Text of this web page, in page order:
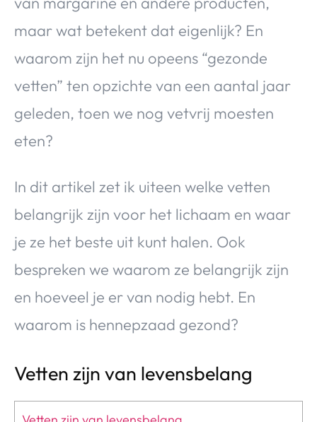
Food & Drinks Health & Beauty Gadgets
Huis & Tuin
Travel
Lifestyle
maar wat betekent dat eigenlijk? En
waarom zijn het nu opeens “gezonde
vetten” ten opzichte van een aantal jaar
geleden, toen we nog vetvrij moesten
eten?
In dit artikel zet ik uiteen welke vetten
belangrijk zijn voor het lichaam en waar
je ze het beste uit kunt halen. Ook
bespreken we waarom ze belangrijk zijn
en hoeveel je er van nodig hebt. En
waarom is hennepzaad gezond?
Vetten zijn van levensbelang